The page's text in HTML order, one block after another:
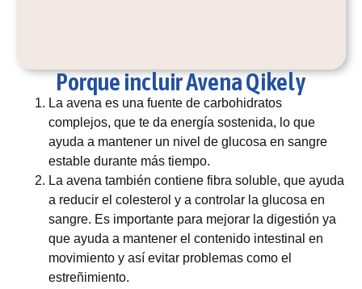
Porque incluir Avena Qikely
La avena es una fuente de carbohidratos
complejos, que te da energía sostenida, lo que
ayuda a mantener un nivel de glucosa en sangre
estable durante más tiempo.
La avena también contiene fibra soluble, que ayuda
a reducir el colesterol y a controlar la glucosa en
sangre. Es importante para mejorar la digestión ya
que ayuda a mantener el contenido intestinal en
movimiento y así evitar problemas como el
estreñimiento.